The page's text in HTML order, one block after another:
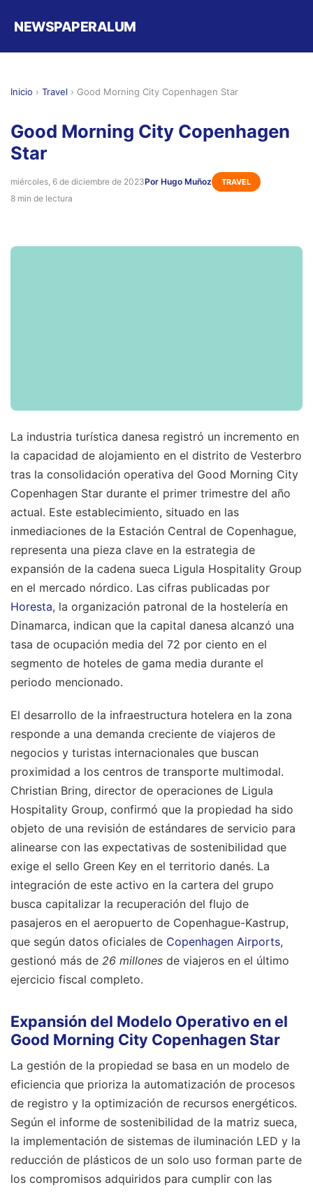
NEWSPAPERALUM
Inicio › Travel › Good Morning City Copenhagen Star
Good Morning City Copenhagen
Star
miércoles, 6 de diciembre de 2023Por Hugo Muñoz TRAVEL
8 min de lectura
La industria turística danesa registró un incremento en
la capacidad de alojamiento en el distrito de Vesterbro
tras la consolidación operativa del Good Morning City
Copenhagen Star durante el primer trimestre del año
actual. Este establecimiento, situado en las
inmediaciones de la Estación Central de Copenhague,
representa una pieza clave en la estrategia de
expansión de la cadena sueca Ligula Hospitality Group
en el mercado nórdico. Las cifras publicadas por
Horesta, la organización patronal de la hostelería en
Dinamarca, indican que la capital danesa alcanzó una
tasa de ocupación media del 72 por ciento en el
segmento de hoteles de gama media durante el
periodo mencionado.
El desarrollo de la infraestructura hotelera en la zona
responde a una demanda creciente de viajeros de
negocios y turistas internacionales que buscan
proximidad a los centros de transporte multimodal.
Christian Bring, director de operaciones de Ligula
Hospitality Group, confirmó que la propiedad ha sido
objeto de una revisión de estándares de servicio para
alinearse con las expectativas de sostenibilidad que
exige el sello Green Key en el territorio danés. La
integración de este activo en la cartera del grupo
busca capitalizar la recuperación del flujo de
pasajeros en el aeropuerto de Copenhague-Kastrup,
que según datos oficiales de Copenhagen Airports,
gestionó más de 26 millones de viajeros en el último
ejercicio fiscal completo.
Expansión del Modelo Operativo en el
Good Morning City Copenhagen Star
La gestión de la propiedad se basa en un modelo de
eficiencia que prioriza la automatización de procesos
de registro y la optimización de recursos energéticos.
Según el informe de sostenibilidad de la matriz sueca,
la implementación de sistemas de iluminación LED y la
reducción de plásticos de un solo uso forman parte de
los compromisos adquiridos para cumplir con las